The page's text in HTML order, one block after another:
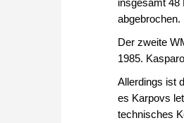
insgesamt 48
abgebrochen.
Der zweite
1985.
Allerdings ist
es Karpovs
technisches